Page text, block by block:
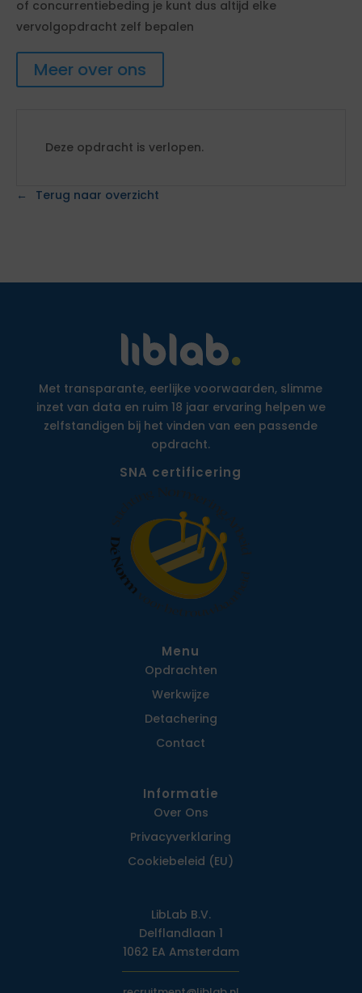
of concurrentiebeding je kunt dus altijd elke
vervolgopdracht zelf bepalen
Meer over ons
Deze opdracht is verlopen.
Terug naar overzicht
Met transparante, eerlijke voorwaarden, slimme
inzet van data en ruim 18 jaar ervaring helpen we
zelfstandigen bij het vinden van een passende
opdracht.
SNA certificering
Menu
Opdrachten
Werkwijze
Detachering
Contact
Informatie
Over Ons
Privacy­verklaring
Cookiebeleid (EU)
LibLab B.V.
Delflandlaan 1
1062 EA Amsterdam